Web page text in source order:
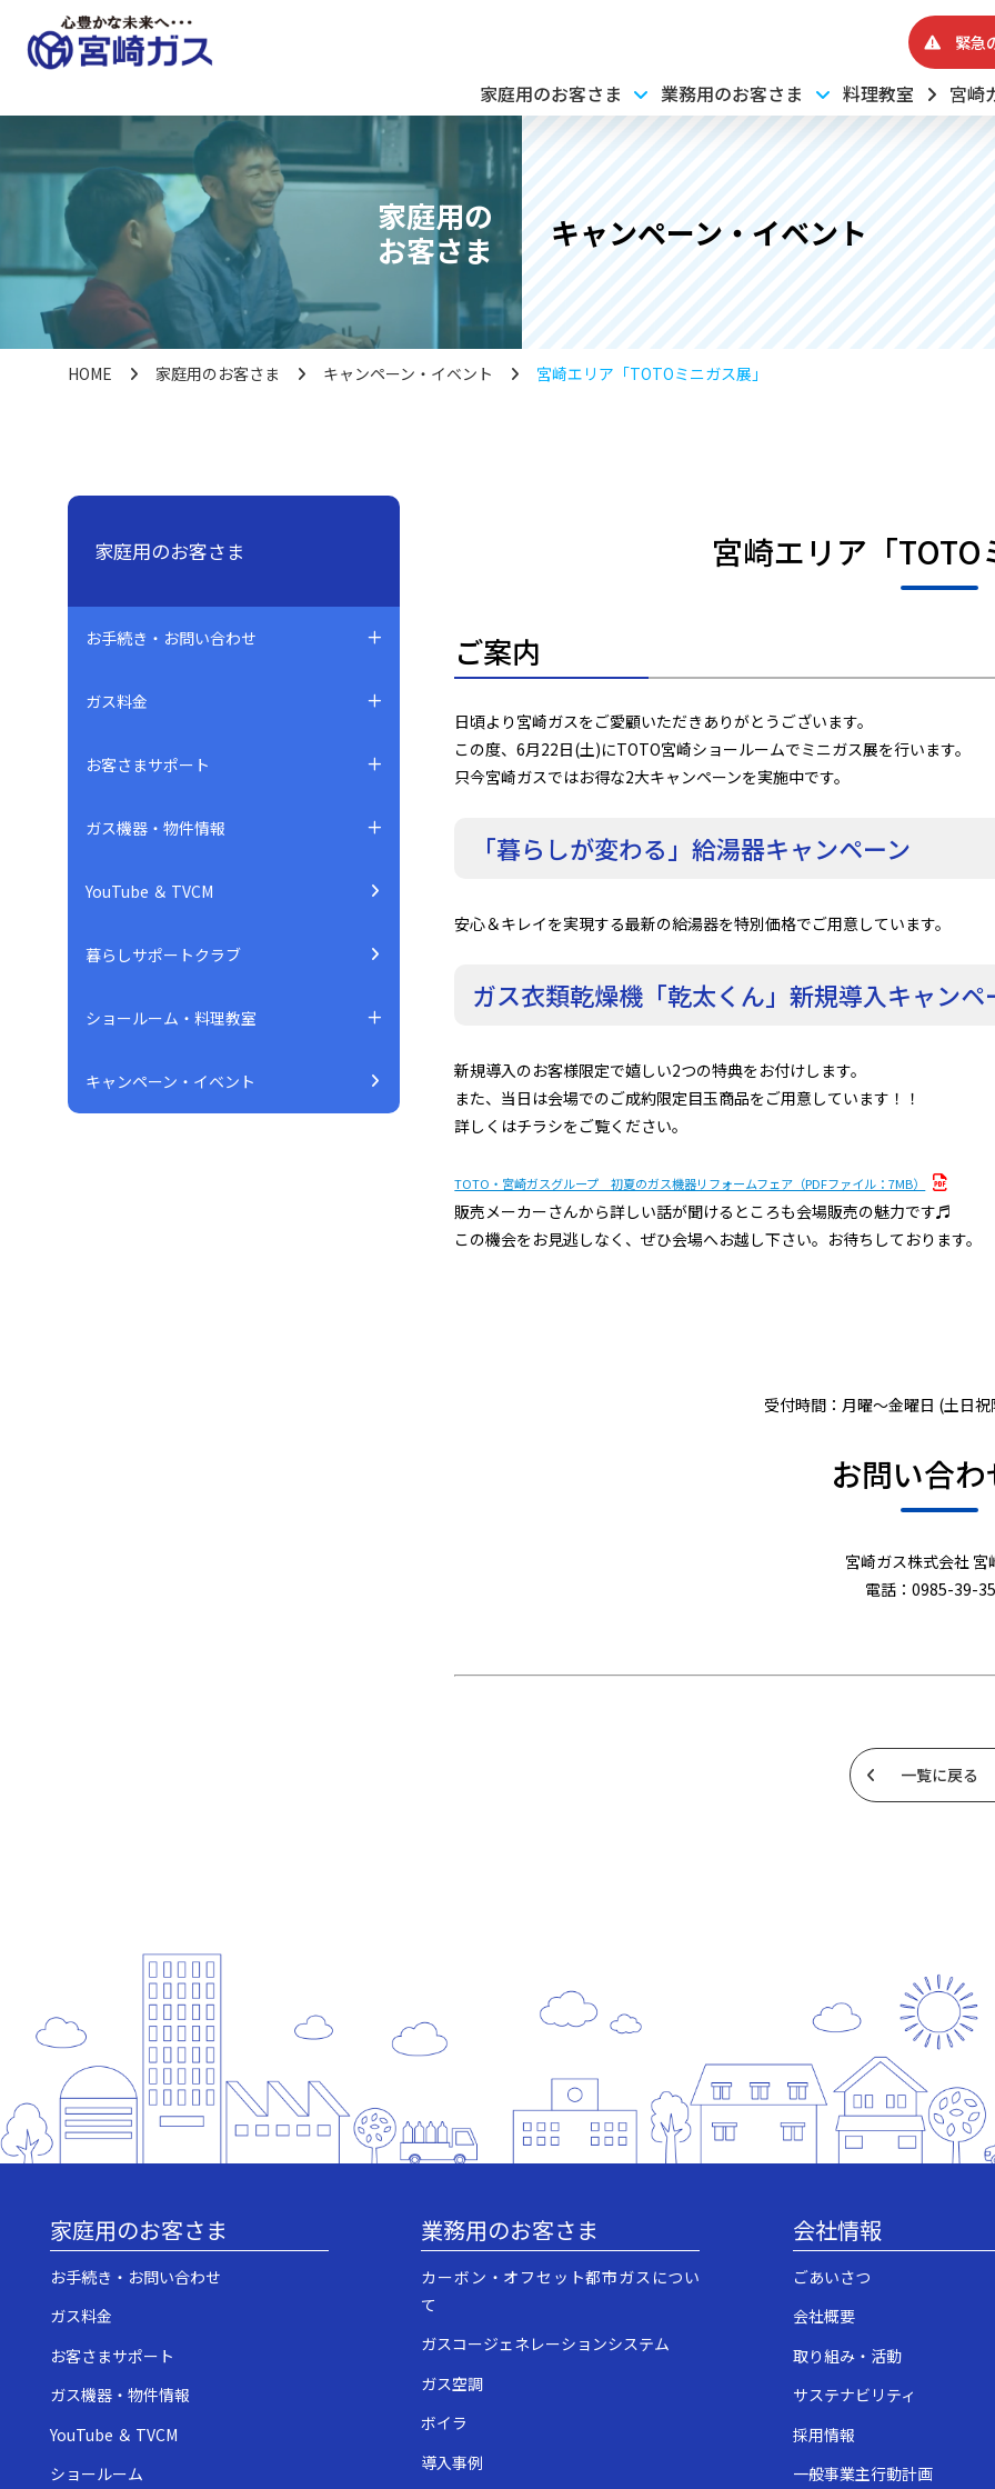
緊急
家庭用のお客さま 業務用のお客さま 料理教室 宮崎
家庭用の
お客さま
キャンペーン・イベント
HOME 家庭用のお客さま キャンペーン・イベント 宮崎エリア「TOTOミニガス展」
家庭用のお客さま
お手続き・お問い合わせ
ガス料金
お客さまサポート
ガス機器・物件情報
YouTube ＆ TVCM
暮らしサポートクラブ
ショールーム・料理教室
キャンペーン・イベント
宮崎エリア「TOTO
ご案内
日頃より宮崎ガスをご愛顧いただきありがとうございます。
この度、6月22日(土)にTOTO宮崎ショールームでミニガス展を行います。
只今宮崎ガスではお得な2大キャンペーンを実施中です。
「暮らしが変わる」給湯器キャンペーン
安心＆キレイを実現する最新の給湯器を特別価格でご用意しています。
ガス衣類乾燥機「乾太くん」新規導入キャンペ
新規導入のお客様限定で嬉しい2つの特典をお付けします。
また、当日は会場でのご成約限定目玉商品をご用意しています！！
詳しくはチラシをご覧ください。
TOTO・宮崎ガスグループ 初夏のガス機器リフォームフェア（PDFファイル：7MB）
販売メーカーさんから詳しい話が聞けるところも会場販売の魅力です♬
この機会をお見逃しなく、ぜひ会場へお越し下さい。お待ちしております。
受付時間：月曜～金曜日 (土日
お問い合
宮崎ガス株式会社 宮
電話：0985-39-
一覧に戻る
家庭用のお客さま
お手続き・お問い合わせ
ガス料金
お客さまサポート
ガス機器・物件情報
YouTube ＆ TVCM
ショールーム
業務用のお客さま
カーボン・オフセット都市ガスについ
て
ガスコージェネレーションシステム
ガス空調
ボイラ
導入事例
会社情報
ごあいさつ
会社概要
取り組み・活動
サステナビリティ
採用情報
一般事業主行動計画